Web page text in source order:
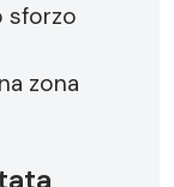
sforzo
zona